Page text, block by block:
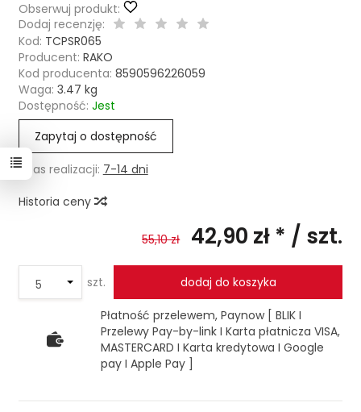
Obserwuj produkt:
Dodaj recenzję:
Kod: TCPSR065
Producent: RAKO
Kod producenta: 8590596226059
Waga: 3.47 kg
Dostępność: Jest
Zapytaj o dostępność
Czas realizacji: 7-14 dni
Historia ceny
55,10 zł 42,90 zł * / szt.
szt. dodaj do koszyka
Płatność przelewem, Paynow [ BLIK I
Przelewy Pay-by-link I Karta płatnicza VISA,
MASTERCARD I Karta kredytowa I Google
pay I Apple Pay ]